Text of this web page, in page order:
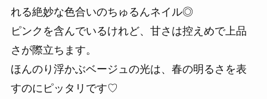
れる絶妙な色合いのちゅるんネイル◎
ピンクを含んでいるけれど、甘さは控えめで上品
さが際立ちます。
ほんのり浮かぶベージュの光は、春の明るさを表
すのにピッタリです♡